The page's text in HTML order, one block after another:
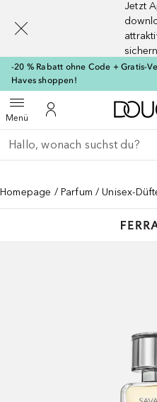
Jetzt
sichern
-20 % Rabatt ohne Code + Gratis-
Haves shoppen!
MenüMenü öffnenZu Meinem
Gehe zurück
Suche ausführen
Homepage Parfum Unisex-